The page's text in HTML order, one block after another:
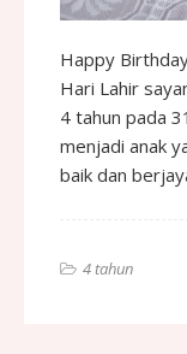
Happy
Hari Lahir
4 tahun pada
menjadi anak
baik dan
4 tahun